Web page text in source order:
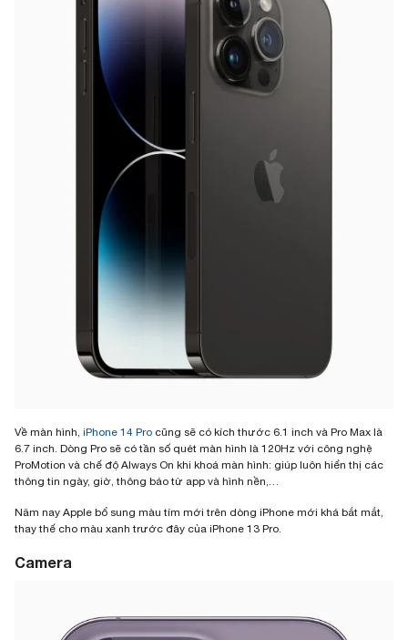
Về màn hình, iPhone 14 Pro cũng sẽ có kích thước 6.1 inch và Pro Max là
6.7 inch. Dòng Pro sẽ có tần số quét màn hình là 120Hz với công nghệ
ProMotion và chế độ Always On khi khoá màn hình: giúp luôn hiển thị các
thông tin ngày, giờ, thông báo từ app và hình nền,…
Năm nay Apple bổ sung màu tím mới trên dòng iPhone mới khá bắt mắt,
thay thế cho màu xanh trước đây của iPhone 13 Pro.
Camera